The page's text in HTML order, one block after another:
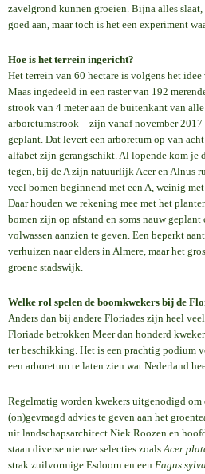
zavelgrond kunnen groeien. Bijna alles
goed aan, maar toch is het een experiment
Hoe is het terrein ingericht?
Het terrein van 60 hectare is volgens het
Maas ingedeeld in een raster van 192
strook van 4 meter aan de buitenkant van
arboretumstrook – zijn vanaf november 2017
geplant. Dat levert een arboretum op van
alfabet zijn gerangschikt. Al lopende kom je
tegen, bij de A zijn natuurlijk Acer en Alnus
veel bomen beginnend met een A, weinig
Daar houden we rekening mee met het
bomen zijn op afstand en soms nauw
volwassen aanzien te geven. Een beperkt
verhuizen naar elders in Almere, maar het
groene stadswijk.
Welke rol spelen de boomkwekers bij de
Anders dan bij andere Floriades zijn heel
Floriade betrokken Meer dan honderd
ter beschikking. Het is een prachtig podium
een arboretum te laten zien wat Nederland
Regelmatig worden kwekers uitgenodigd om
(on)gevraagd advies te geven aan het
uit landschapsarchitect Niek Roozen en
staan diverse nieuwe selecties zoalsAcer
strak zuilvormige Esdoorn en een Fagus